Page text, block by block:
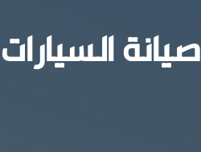
صيانة السيارات